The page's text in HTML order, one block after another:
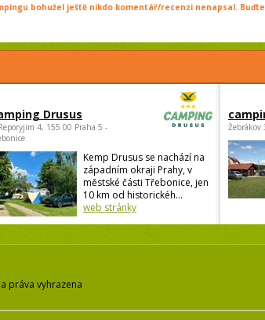
bohužel ještě nikdo komentář/recenzi nenapsal.
Drusus
4, 155 00 Praha 5 -
Kemp Drusus se nachází na
západním okraji Prahy, v
městské části Třebonice, jen
10 km od historickéh...
web stránky
Žebrákov
práva vyhrazena